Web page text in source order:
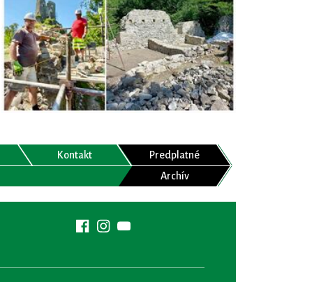
Kontakt
Predplatné
Archív